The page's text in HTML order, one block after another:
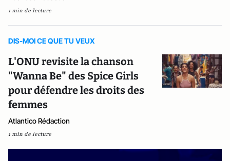
1 min de lecture
DIS-MOI CE QUE TU VEUX
L'ONU revisite la chanson
"Wanna Be" des Spice Girls
pour défendre les droits des
femmes
Atlantico Rédaction
1 min de lecture